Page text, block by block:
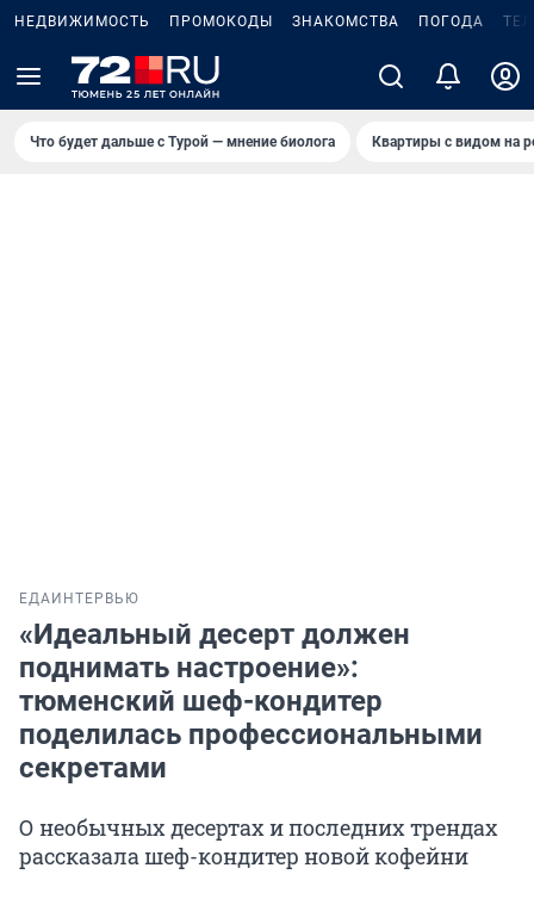
НЕДВИЖИМОСТЬ ПРОМОКОДЫ ЗНАКОМСТВА ПОГОДА
Что будет дальше с Турой — мнение биолога Квартиры с видом на
ЕДА ИНТЕРВЬЮ
«Идеальный десерт должен
поднимать настроение»:
тюменский шеф-кондитер
поделилась профессиональными
секретами
О необычных десертах и последних трендах
рассказала шеф-кондитер новой кофейни